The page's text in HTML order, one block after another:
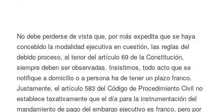
No debe perderse de vista que, por más expedita que se haya
concebido la modalidad ejecutiva en cuestión, las reglas del
debido proceso, al tenor del artículo 69 de la Constitución,
siempre deben ser observadas. Insistimos, todo acto que se
notifique a domicilio o a persona ha de tener un plazo franco.
Justamente, el artículo 583 del Código de Procedimiento Civil no
establece taxativamente que el día para la instrumentación del
mandamiento de pago del embargo ejecutivo es franco, pero por